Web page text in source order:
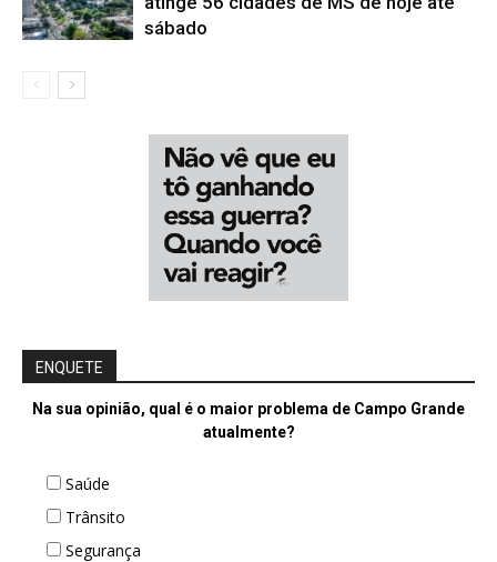
sábado
ENQUETE
Na sua opinião, qual é o maior problema de Campo Grande
atualmente?
Saúde
Trânsito
Segurança